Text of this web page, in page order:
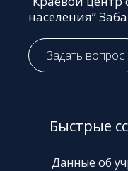
населения”
Задать вопрос
Быстрые
Данные об